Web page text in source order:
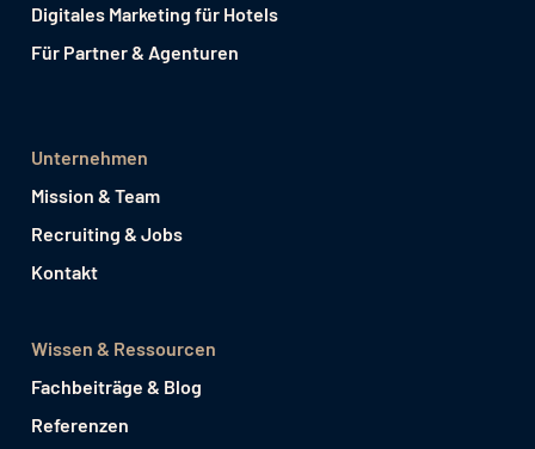
Digitales Marketing für Hotels
Für Partner & Agenturen
Unternehmen
Mission & Team
Recruiting & Jobs
Kontakt
Wissen & Ressourcen
Fachbeiträge & Blog
Referenzen